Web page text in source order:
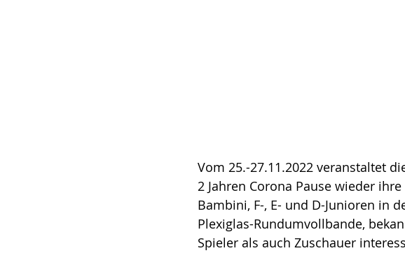
Vom 25.-27.11.2022 veranstaltet
2 Jahren Corona Pause wieder
Bambini, F-, E- und D-Junioren in
Plexiglas-Rundumvollbande,
Spieler als auch Zuschauer